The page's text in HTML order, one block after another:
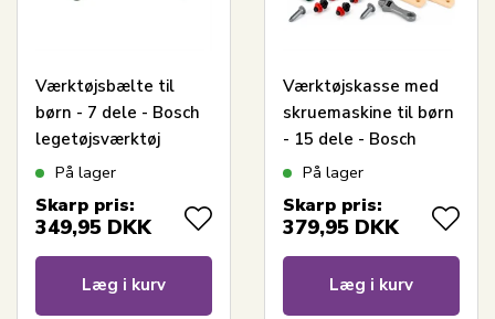
Værktøjsbælte til
børn - 7 dele - Bosch
legetøjsværktøj
På lager
Skarp pris:
349,95 DKK
Læg i kurv
Værktøjskasse med
skruemaskine til børn
- 15 dele - Bosch
legetøjsværktøj
På lager
Skarp pris:
379,95 DKK
Læg i kurv